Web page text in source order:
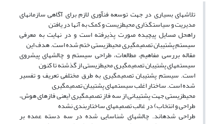
تلاشهای بسیاری در جهت توسعه فنآوری لازم برای آگاهی سازمانهای
مدیریت و سیاستگذاری محیطزیست و کمک به آنها در یافتن
راهحل مسایل پیچیده صورت پذیرفته است و در نهایت به معرفی
سیستم پشتیبان تصمیمگیری محیطزیستی ختم شده است. هدف این
مقاله بررسی مفاهیم، مطالعات، طراحی سیستم و چالشهای پیشروی
سیستمهای پشتیبان تصمیمگیری محیطزیستی از گذشته تا کنون
است. سیستم پشتیبان تصمیمگیری به طرق مختلفی تعریف و تفسیر
شده است. ساختار اغلب سیستمهای پشتیبان تصمیمگیری
محیطزیستی جهت پشتیبانی از سه فاز تصمیمگیری (یعنی فازهای هوش،
طراحی و انتخاب) در غالب تصمیمهای ساختاربندی نشده
طراحی شدهاند. چالشهای شناسایی شده در سه دسته عمده بر